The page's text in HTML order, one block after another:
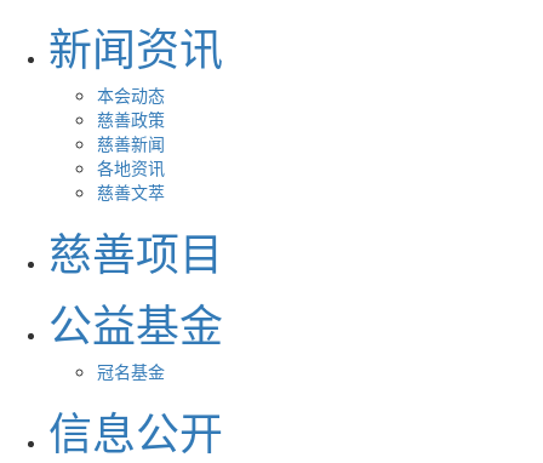
新闻资讯
本会动态
慈善政策
慈善新闻
各地资讯
慈善文萃
慈善项目
公益基金
冠名基金
信息公开